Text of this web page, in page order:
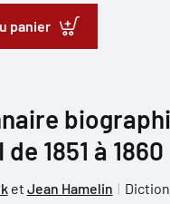
panier
de 1851 à 1860
et Jean Hamelin